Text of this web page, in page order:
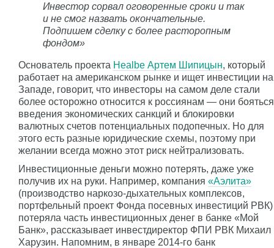
Инвестор сорвал оговоренные сроки и так
и не смог назвать окончательные.
Подпишем сделку с более расторопным
фондом»
Основатель проекта Healbe Артем Шипицын, который
работает на американском рынке и ищет инвестиции на
Западе, говорит, что инвесторы на самом деле стали
более осторожно относится к россиянам — они бояться
введения экономических санкций и блокировки
валютных счетов потенциальных подопечных. Но для
этого есть разные юридические схемы, поэтому при
желании всегда можно этот риск нейтрализовать.
Инвестиционные деньги можно потерять, даже уже
получив их на руки. Например, компания «Аэлита»
(производство наркозо-дыхательных комплексов,
портфельный проект Фонда посевных инвестиций РВК)
потеряла часть инвестиционных денег в банке «Мой
Банк», рассказывает инвестдиректор ФПИ РВК Михаил
Харузин. Напомним, в январе 2014-го банк